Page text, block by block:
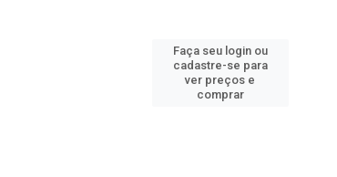
Faça seu login ou
cadastre-se para
ver preços e
comprar